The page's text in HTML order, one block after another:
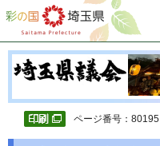
彩の国 埼玉県
ページ番号：80195